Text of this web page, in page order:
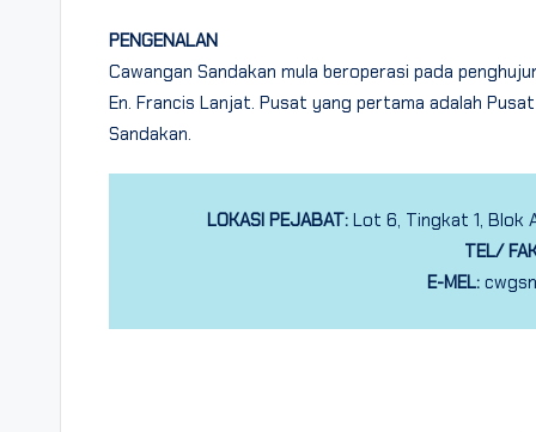
PENGENALAN
Cawangan Sandakan mula beroperasi pada
En. Francis Lanjat. Pusat yang pertama adalah
Sandakan.
LOKASI PEJABAT: Lot 6, Tingkat 1, Blok
TEL/
E-MEL: